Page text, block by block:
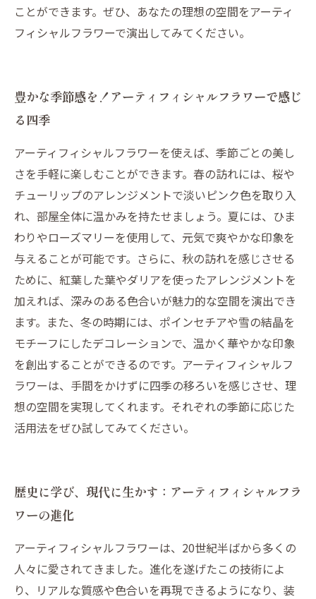
ことができます。ぜひ、あなたの理想の空間をアーティ
フィシャルフラワーで演出してみてください。
豊かな季節感を！アーティフィシャルフラワーで感じ
る四季
アーティフィシャルフラワーを使えば、季節ごとの美し
さを手軽に楽しむことができます。春の訪れには、桜や
チューリップのアレンジメントで淡いピンク色を取り入
れ、部屋全体に温かみを持たせましょう。夏には、ひま
わりやローズマリーを使用して、元気で爽やかな印象を
与えることが可能です。さらに、秋の訪れを感じさせる
ために、紅葉した葉やダリアを使ったアレンジメントを
加えれば、深みのある色合いが魅力的な空間を演出でき
ます。また、冬の時期には、ポインセチアや雪の結晶を
モチーフにしたデコレーションで、温かく華やかな印象
を創出することができるのです。アーティフィシャルフ
ラワーは、手間をかけずに四季の移ろいを感じさせ、理
想の空間を実現してくれます。それぞれの季節に応じた
活用法をぜひ試してみてください。
歴史に学び、現代に生かす：アーティフィシャルフラ
ワーの進化
アーティフィシャルフラワーは、20世紀半ばから多くの
人々に愛されてきました。進化を遂げたこの技術によ
り、リアルな質感や色合いを再現できるようになり、装